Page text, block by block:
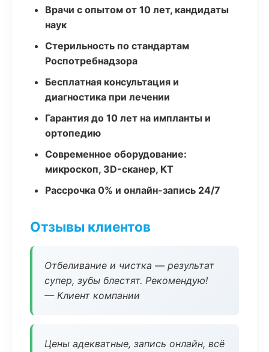
Врачи с опытом от 10 лет, кандидаты
наук
Стерильность по стандартам
Роспотребнадзора
Бесплатная консультация и
диагностика при лечении
Гарантия до 10 лет на импланты и
ортопедию
Современное оборудование:
микроскоп, 3D-сканер, КТ
Рассрочка 0% и онлайн-запись 24/7
Отзывы клиентов
Отбеливание и чистка — результат
супер, зубы блестят. Рекомендую!
— Клиент компании
Цены адекватные, запись онлайн, всё